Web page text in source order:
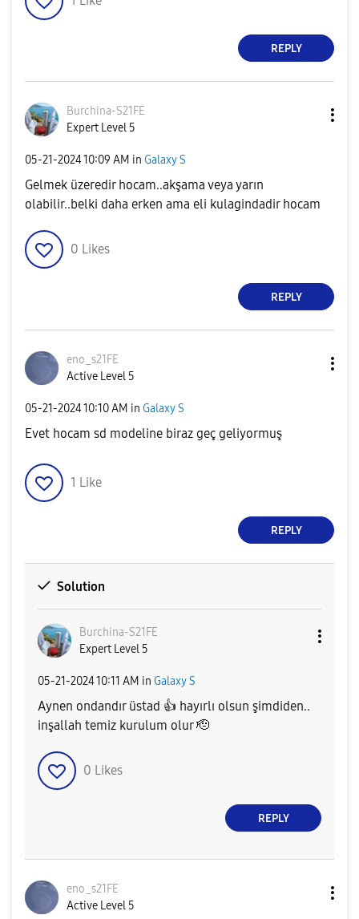
REPLY
Burchina-S21FE
Expert Level 5
‎05-21-202410:09 AM in Galaxy S
Gelmek üzeredir hocam..akşama veya yarın
olabilir..belki daha erken ama eli kulagindadir hocam
0 Likes
REPLY
eno_s21FE
Active Level 5
‎05-21-202410:10 AM in Galaxy S
Evet hocam sd modeline biraz geç geliyormuş
1 Like
REPLY
Solution
Burchina-S21FE
Expert Level 5
‎05-21-202410:11 AM in Galaxy S
Aynen ondandır üstad 👍 hayırlı olsun şimdiden..
inşallah temiz kurulum olur 🫡
0 Likes
REPLY
eno_s21FE
Active Level 5